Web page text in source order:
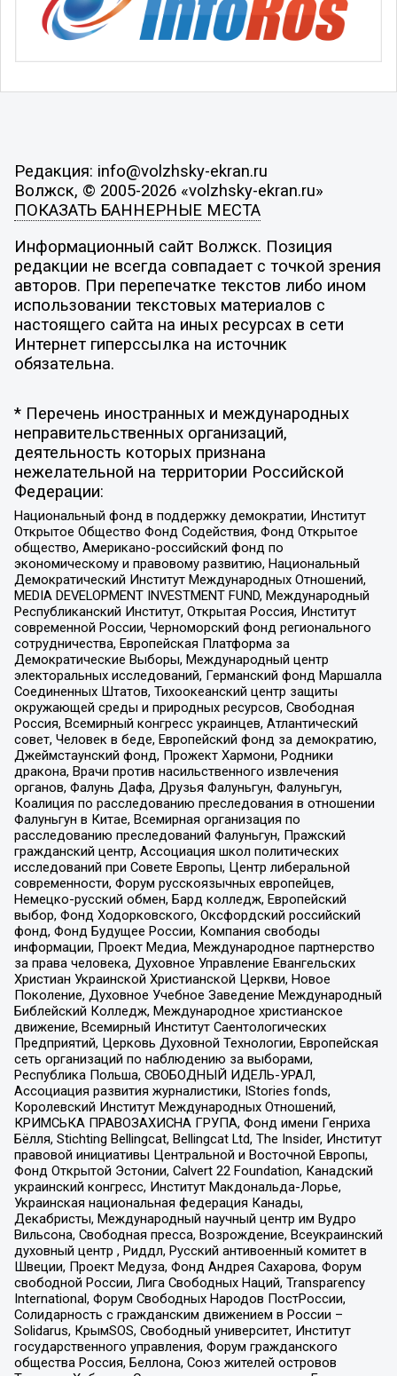
Редакция: info@volzhsky-ekran.ru
Волжск, © 2005-2026 «volzhsky-ekran.ru»
ПОКАЗАТЬ БАННЕРНЫЕ МЕСТА
Информационный сайт Волжск. Позиция
редакции не всегда совпадает с точкой зрения
авторов. При перепечатке текстов либо ином
использовании текстовых материалов с
настоящего сайта на иных ресурсах в сети
Интернет гиперссылка на источник
обязательна.
* Перечень иностранных и международных
неправительственных организаций,
деятельность которых признана
нежелательной на территории Российской
Федерации:
Национальный фонд в поддержку демократии, Институт
Открытое Общество Фонд Содействия, Фонд Открытое
общество, Американо-российский фонд по
экономическому и правовому развитию, Национальный
Демократический Институт Международных Отношений,
MEDIA DEVELOPMENT INVESTMENT FUND, Международный
Республиканский Институт, Открытая Россия, Институт
современной России, Черноморский фонд регионального
сотрудничества, Европейская Платформа за
Демократические Выборы, Международный центр
электоральных исследований, Германский фонд Маршалла
Соединенных Штатов, Тихоокеанский центр защиты
окружающей среды и природных ресурсов, Свободная
Россия, Всемирный конгресс украинцев, Атлантический
совет, Человек в беде, Европейский фонд за демократию,
Джеймстаунский фонд, Прожект Хармони, Родники
дракона, Врачи против насильственного извлечения
органов, Фалунь Дафа, Друзья Фалуньгун, Фалуньгун,
Коалиция по расследованию преследования в отношении
Фалуньгун в Китае, Всемирная организация по
расследованию преследований Фалуньгун, Пражский
гражданский центр, Ассоциация школ политических
исследований при Совете Европы, Центр либеральной
современности, Форум русскоязычных европейцев,
Немецко-русский обмен, Бард колледж, Европейский
выбор, Фонд Ходорковского, Оксфордский российский
фонд, Фонд Будущее России, Компания свободы
информации, Проект Медиа, Международное партнерство
за права человека, Духовное Управление Евангельских
Христиан Украинской Христианской Церкви, Новое
Поколение, Духовное Учебное Заведение Международный
Библейский Колледж, Международное христианское
движение, Всемирный Институт Саентологических
Предприятий, Церковь Духовной Технологии, Европейская
сеть организаций по наблюдению за выборами,
Республика Польша, СВОБОДНЫЙ ИДЕЛЬ-УРАЛ,
Ассоциация развития журналистики, IStories fonds,
Королевский Институт Международных Отношений,
КРИМСЬКА ПРАВОЗАХИСНА ГРУПА, Фонд имени Генриха
Бёлля, Stichting Bellingcat, Bellingcat Ltd, The Insider, Институт
правовой инициативы Центральной и Восточной Европы,
Фонд Открытой Эстонии, Calvert 22 Foundation, Канадский
украинский конгресс, Институт Макдональда-Лорье,
Украинская национальная федерация Канады,
Декабристы, Международный научный центр им Вудро
Вильсона, Свободная пресса, Возрождение, Всеукраинский
духовный центр , Риддл, Русский антивоенный комитет в
Швеции, Проект Медуза, Фонд Андрея Сахарова, Форум
свободной России, Лига Свободных Наций, Transparеncy
International, Форум Свободных Народов ПостРоссии,
Солидарность с гражданским движением в России –
Solidarus, КрымSOS, Свободный университет, Институт
государственного управления, Форум гражданского
общества Россия, Беллона, Союз жителей островов